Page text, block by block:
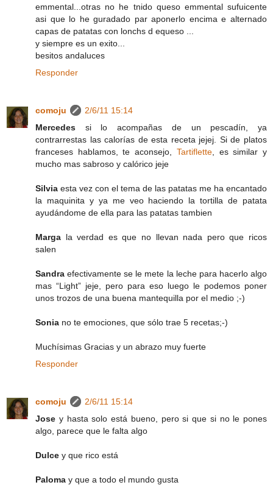
emmental...otras no he tnido queso emmental sufuicente
asi que lo he guradado par aponerlo encima e alternado
capas de patatas con lonchs d equeso ...
y siempre es un exito...
besitos andaluces
Responder
comoju
2/6/11 15:14
Mercedes si lo acompañas de un pescadín, ya
contrarrestas las calorías de esta receta jejej. Si de platos
franceses hablamos, te aconsejo, Tartiflette, es similar y
mucho mas sabroso y calórico jeje
Silvia esta vez con el tema de las patatas me ha encantado
la maquinita y ya me veo haciendo la tortilla de patata
ayudándome de ella para las patatas tambien
Marga la verdad es que no llevan nada pero que ricos
salen
Sandraefectivamente se le mete la leche para hacerlo algo
mas “Light” jeje, pero para eso luego le podemos poner
unos trozos de una buena mantequilla por el medio ;-)
Sonia no te emociones, que sólo trae 5 recetas;-)
Muchísimas Gracias y un abrazo muy fuerte
Responder
comoju
2/6/11 15:14
Jose y hasta solo está bueno, pero si que si no le pones
algo, parece que le falta algo
Dulce y que rico está
Paloma y que a todo el mundo gusta